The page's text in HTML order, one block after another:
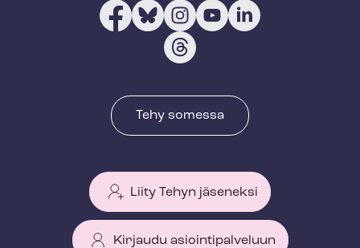
Tehy somessa
Liity Tehyn jäseneksi
Kirjaudu asiointipalveluun